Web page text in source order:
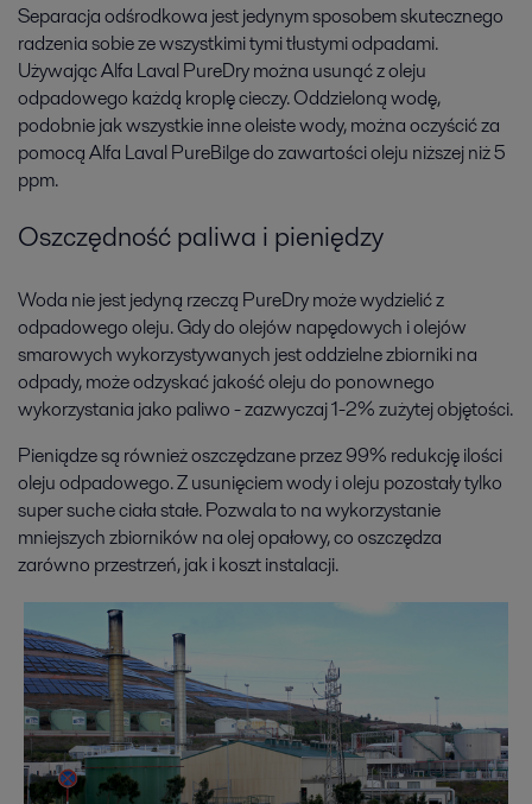
Separacja odśrodkowa jest jedynym sposobem skutecznego
radzenia sobie ze wszystkimi tymi tłustymi odpadami.
Używając Alfa Laval PureDry można usunąć z oleju
odpadowego każdą kroplę cieczy. Oddzieloną wodę,
podobnie jak wszystkie inne oleiste wody, można oczyścić za
pomocą Alfa Laval PureBilge do zawartości oleju niższej niż 5
ppm.
Oszczędność paliwa i pieniędzy
Woda nie jest jedyną rzeczą PureDry może wydzielić z
odpadowego oleju. Gdy do olejów napędowych i olejów
smarowych wykorzystywanych jest oddzielne zbiorniki na
odpady, może odzyskać jakość oleju do ponownego
wykorzystania jako paliwo - zazwyczaj 1-2% zużytej objętości.
Pieniądze są również oszczędzane przez 99% redukcję ilości
oleju odpadowego. Z usunięciem wody i oleju pozostały tylko
super suche ciała stałe. Pozwala to na wykorzystanie
mniejszych zbiorników na olej opałowy, co oszczędza
zarówno przestrzeń, jak i koszt instalacji.